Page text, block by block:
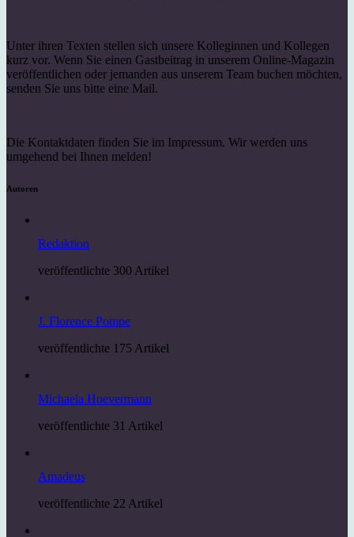
Unter ihren Texten stellen sich unsere Kolleginnen und Kollegen
kurz vor. Wenn Sie einen Gastbeitrag in unserem Online-Magazin
veröffentlichen oder jemanden aus unserem Team buchen möchten,
senden Sie uns bitte eine Mail.
Die Kontaktdaten finden Sie im Impressum. Wir werden uns
umgehend bei Ihnen melden!
Autoren
Redaktion
veröffentlichte 300 Artikel
J. Florence Pompe
veröffentlichte 175 Artikel
Michaela Hoevermann
veröffentlichte 31 Artikel
Amadeus
veröffentlichte 22 Artikel